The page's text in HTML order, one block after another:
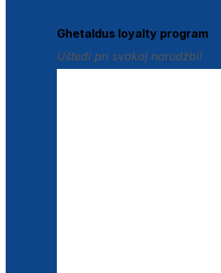
Ghetaldus loyalty program
Uštedi pri svakoj narudžbi!